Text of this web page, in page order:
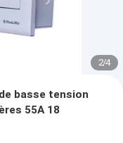
2/4
basse tension
55A 18